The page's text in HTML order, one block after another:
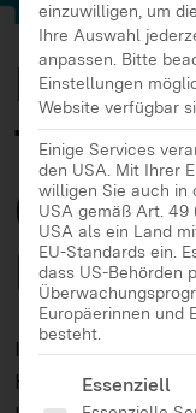
Ein
(nicht
In
Hochschulen in
einzuwilligen, um
Ihre Auswahl
anpassen. Bitte
Einstellungen
Website verfügbar
Einige Services
den USA. Mit Ihrer
willigen Sie auch in
USA gemäß Art. 49
USA als ein Land
EU-Standards ein.
dass US-Behörden
Europäerinnen und
besteht.
Es folgt eine
Essenziell